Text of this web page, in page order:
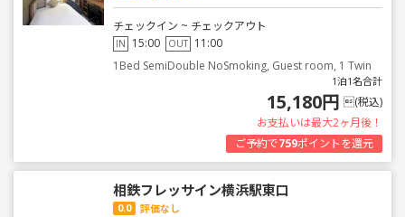
チェックイン ~ チェックアウト
IN 15:00 OUT 11:00
1Bed SemiDouble NoSmoking, Guest room, 1 Twin
1泊1名合計
15,180円 (税込)
お支払いは最大2ヶ月後！
ご予約で759ポイントを還元
相鉄フレッサイン横浜駅東口
0.0 評価なし